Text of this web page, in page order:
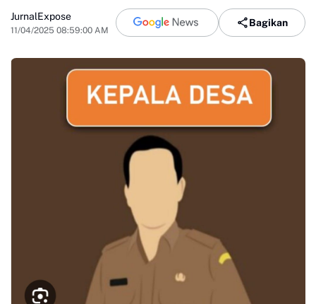
JurnalExpose
11/04/2025 08:59:00 AM
Bagikan